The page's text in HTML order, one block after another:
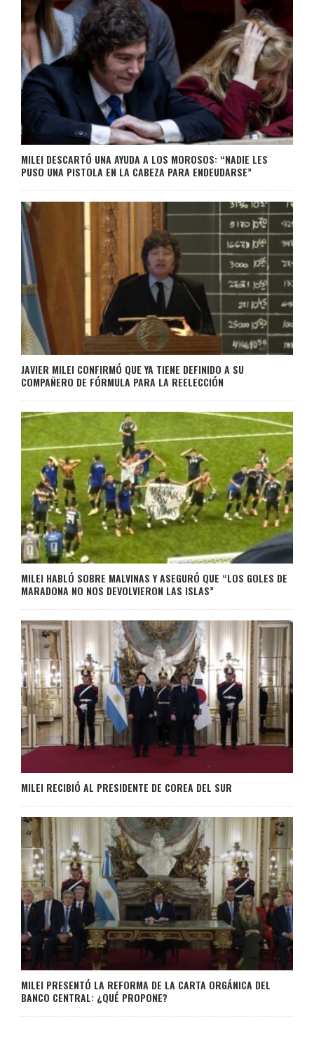
MILEI DESCARTÓ UNA AYUDA A LOS MOROSOS: “NADIE LES
PUSO UNA PISTOLA EN LA CABEZA PARA ENDEUDARSE”
JAVIER MILEI CONFIRMÓ QUE YA TIENE DEFINIDO A SU
COMPAÑERO DE FÓRMULA PARA LA REELECCIÓN
MILEI HABLÓ SOBRE MALVINAS Y ASEGURÓ QUE “LOS GOLES DE
MARADONA NO NOS DEVOLVIERON LAS ISLAS”
MILEI RECIBIÓ AL PRESIDENTE DE COREA DEL SUR
MILEI PRESENTÓ LA REFORMA DE LA CARTA ORGÁNICA DEL
BANCO CENTRAL: ¿QUÉ PROPONE?